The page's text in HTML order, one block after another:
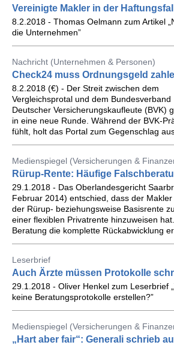
Vereinigte Makler in der
8.2.2018 - Thomas Oelmann zum Artikel
die Unternehmen”
Nachricht (Unternehmen & Personen)
Check24 muss Ordnungsgeld
8.2.2018 (€) - Der Streit zwischen dem
Vergleichsprotal und dem Bundesverband
Deutscher Versicherungskaufleute (BVK)
in eine neue Runde. Während der BVK-
fühlt, holt das Portal zum Gegenschlag
Medienspiegel (Versicherungen &
Rürup-Rente: Häufige
29.1.2018 - Das Oberlandesgericht
Februar 2014) entschied, dass der
der Rürup- beziehungsweise Basisrente
einer flexiblen Privatrente hinzuweisen
Beratung die komplette Rückabwicklung
Leserbrief
Auch Ärzte müssen Protokolle
29.1.2018 - Oliver Henkel zum Leserbrief
keine Beratungsprotokolle erstellen?”
Medienspiegel (Versicherungen &
„Hart aber fair“: Generali schrieb